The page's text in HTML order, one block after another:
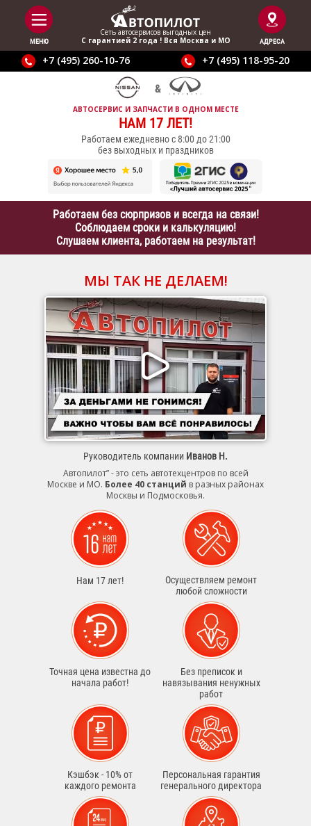
МЕНЮ
Сеть автосервисов выгодныx цен
С гарантией 2 года ! Вся Москва и МО
АДРЕСА
+7 (495) 260-10-76 +7 (495) 118-95-20
АВТОСЕРВИС И ЗАПЧАСТИ В ОДНОМ МЕСТЕ
НАМ 17 ЛЕТ!
Работаем ежедневно с 8:00 до 21:00
без выходных и праздников
Работаем без сюрпризов и всегда на связи!
Соблюдаем сроки и калькуляцию!
Слушаем клиента, работаем на результат!
МЫ ТАК НЕ ДЕЛАЕМ!
Руководитель компании Иванов Н.
Автопилот” - это сеть автотехцентров по всей
Москве и МО. Более 40 станций в разных районах
Москвы и Подмосковья.
Нам 17 лет!
Осуществляем ремонт
любой сложности
Точная цена известна до
начала работ!
Без преписок и
навязывания ненужных
работ
Кэшбэк - 10% от
каждого ремонта
Персональная гарантия
генерального директора